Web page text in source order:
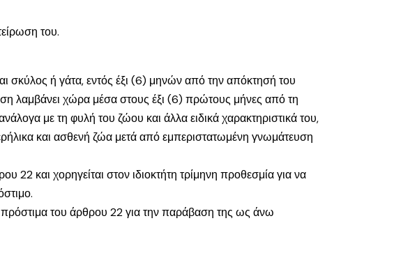
του.
σκύλος ή γάτα, εντός έξι (6) μηνών από την απόκτησή του
λαμβάνει χώρα μέσα στους έξι (6) πρώτους μήνες από τη
με τη φυλή του ζώου και άλλα ειδικά χαρακτηριστικά του,
και ασθενή ζώα μετά από εμπεριστατωμένη γνωμάτευση
22 και χορηγείται στον ιδιοκτήτη τρίμηνη προθεσμία για να
του άρθρου 22 για την παράβαση της ως άνω